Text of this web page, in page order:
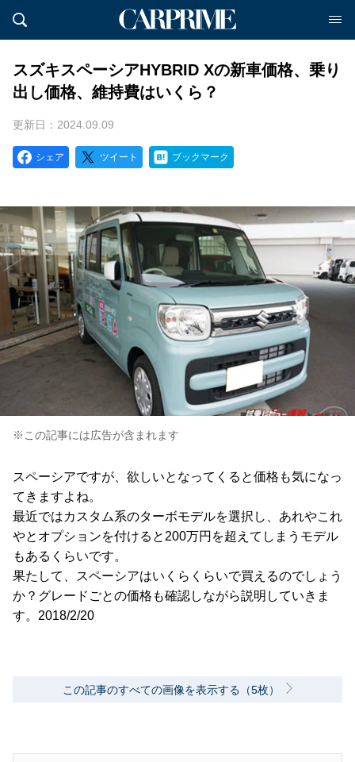
スズキスペーシアHYBRID Xの新車価格、乗り
出し価格、維持費はいくら？
更新日：2024.09.09
シェア ツイート ブックマーク
※この記事には広告が含まれます
スペーシアですが、欲しいとなってくると価格も気になっ
てきますよね。
最近ではカスタム系のターボモデルを選択し、あれやこれ
やとオプションを付けると200万円を超えてしまうモデル
もあるくらいです。
果たして、スペーシアはいくらくらいで買えるのでしょう
か？グレードごとの価格も確認しながら説明していきま
す。2018/2/20
この記事のすべての画像を表示する（5枚）